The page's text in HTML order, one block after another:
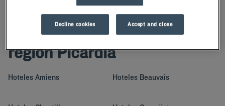
Nuestras ciudades de la
región Picardía
Hoteles Amiens Hoteles Beauvais
Decline cookies Accept and close